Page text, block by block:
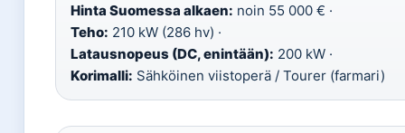
Hinta Suomessa alkaen: noin 55 000 € ·
Teho: 210 kW (286 hv) ·
Latausnopeus (DC, enintään): 200 kW ·
Korimalli: Sähköinen viistoperä / Tourer (farmari)